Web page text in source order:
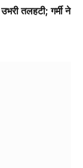
तलहटी; गर्मी ने